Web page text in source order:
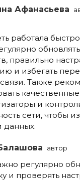
Афанасьева
работала
правильно
и избегать
Также
качественные
и
сети, чтобы
данных.
автор
регулярно
и проверять